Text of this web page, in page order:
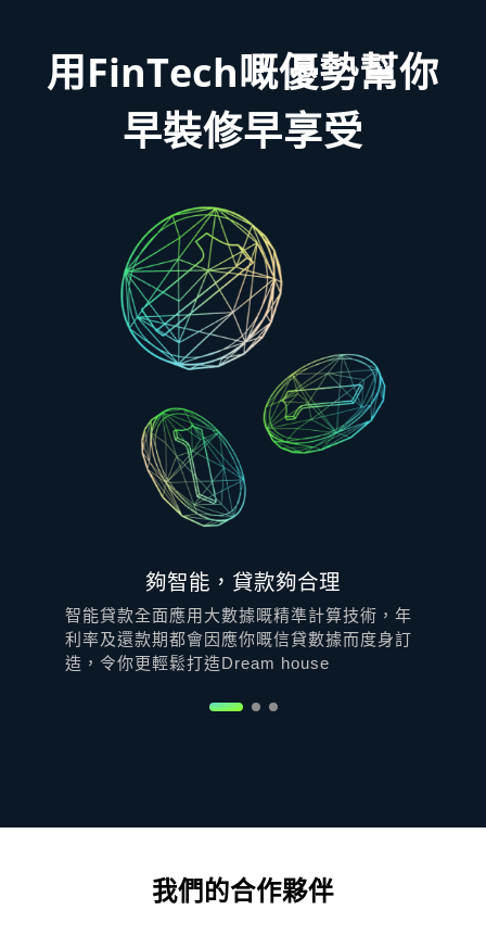
用FinTech嘅優勢幫你
早裝修早享受
夠智能，貸款夠合理
智能貸款全面應用大數據嘅精準計算技術，年
利率及還款期都會因應你嘅信貸數據而度身訂
造，令你更輕鬆打造Dream house
我們的合作夥伴